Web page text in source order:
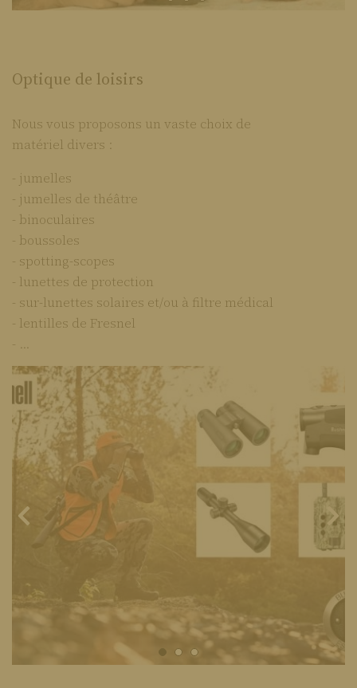
Optique de loisirs
Nous vous proposons un vaste choix de
matériel divers :
- jumelles
- jumelles de théâtre
- binoculaires
- boussoles
- spotting-scopes
- lunettes de protection
- sur-lunettes solaires et/ou à filtre médical
- lentilles de Fresnel
- ...